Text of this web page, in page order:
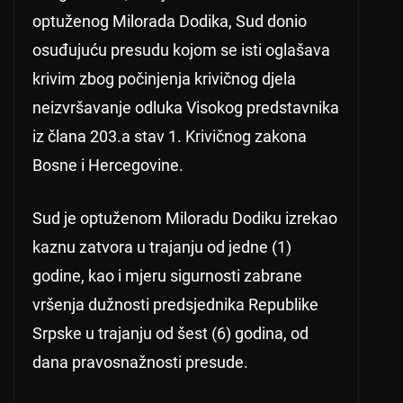
optuženog Milorada Dodika, Sud donio
osuđujuću presudu kojom se isti oglašava
krivim zbog počinjenja krivičnog djela
neizvršavanje odluka Visokog predstavnika
iz člana 203.a stav 1. Krivičnog zakona
Bosne i Hercegovine.
Sud je optuženom Miloradu Dodiku izrekao
kaznu zatvora u trajanju od jedne (1)
godine, kao i mjeru sigurnosti zabrane
vršenja dužnosti predsjednika Republike
Srpske u trajanju od šest (6) godina, od
dana pravosnažnosti presude.